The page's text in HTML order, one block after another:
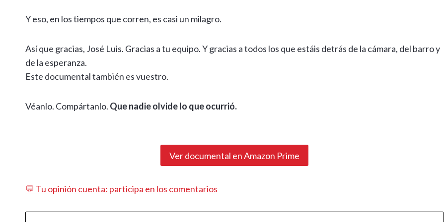
Y eso, en los tiempos que corren, es casi un milagro.
Así que gracias, José Luis. Gracias a tu equipo. Y gracias a todos los que estáis detrás de la cámara, del barro y
de la esperanza.
Este documental también es vuestro.
Véanlo. Compártanlo. Que nadie olvide lo que ocurrió.
Ver documental en Amazon Prime
💬 Tu opinión cuenta: participa en los comentarios